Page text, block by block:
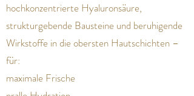
hochkonzentrierte Hyaluronsäure,
strukturgebende Bausteine und beruhigende
Wirkstoffe in die obersten Hautschichten –
für:
maximale Frische